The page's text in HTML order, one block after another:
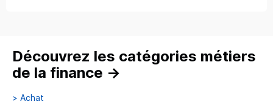
Découvrez les catégories métiers
de la finance →
> Achat